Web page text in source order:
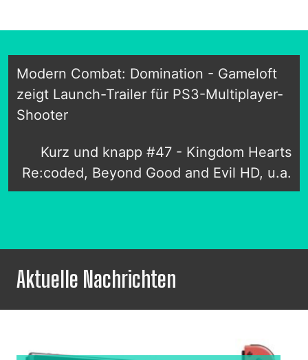
Modern Combat: Domination - Gameloft
zeigt Launch-Trailer für PS3-Multiplayer-
Shooter
Kurz und knapp #47 - Kingdom Hearts
Re:coded, Beyond Good and Evil HD, u.a.
Aktuelle Nachrichten